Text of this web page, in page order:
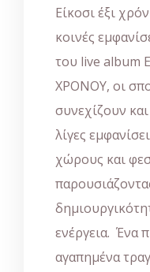
Είκοσι έξι
κοινές
του live album
ΧΡΟΝΟΥ, οι
συνεχίζουν
λίγες
χώρους και
ενέργεια. Ένα
αγαπημένα